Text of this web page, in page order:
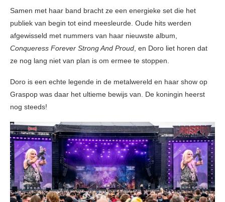
Samen met haar band bracht ze een energieke set die het
publiek van begin tot eind meesleurde. Oude hits werden
afgewisseld met nummers van haar nieuwste album,
Conqueress Forever Strong And Proud, en Doro liet horen dat
ze nog lang niet van plan is om ermee te stoppen.
Doro is een echte legende in de metalwereld en haar show op
Graspop was daar het ultieme bewijs van. De koningin heerst
nog steeds!